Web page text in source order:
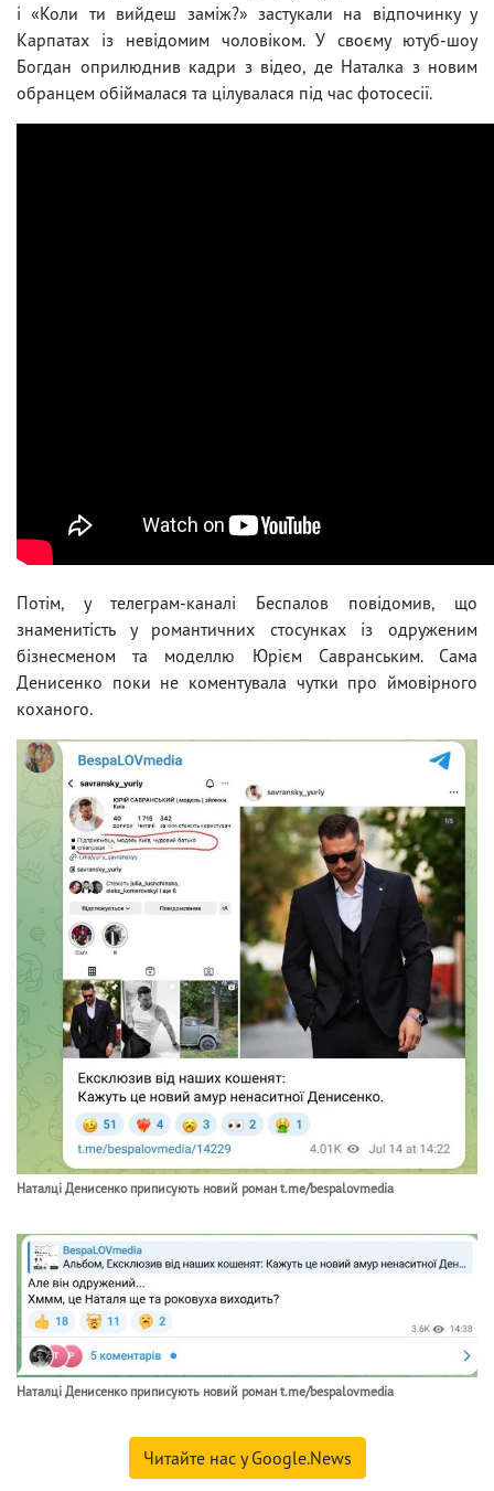
і «Коли ти вийдеш заміж?» застукали на відпочинку у
Карпатах із невідомим чоловіком. У своєму ютуб-шоу
Богдан оприлюднив кадри з відео, де Наталка з новим
обранцем обіймалася та цілувалася під час фотосесії.
Потім, у телеграм-каналі Беспалов повідомив, що
знаменитість у романтичних стосунках із одруженим
бізнесменом та моделлю Юрієм Савранським. Сама
Денисенко поки не коментувала чутки про ймовірного
коханого.
Наталці Денисенко приписують новий роман t.me/bespalovmedia
Наталці Денисенко приписують новий роман t.me/bespalovmedia
Читайте нас у Google.News